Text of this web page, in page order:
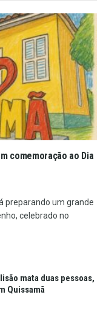
comemoração ao Dia
preparando um grande
celebrado no
mata duas pessoas,
Quissamã